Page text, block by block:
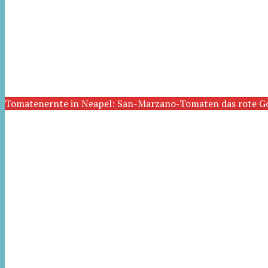
Tomatenernte in Neapel: San-Marzano-Tomaten das rote